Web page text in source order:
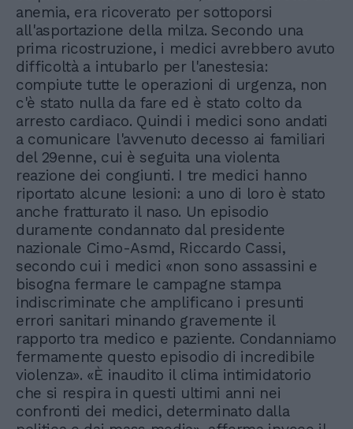
anemia, era ricoverato per sottoporsi
all'asportazione della milza. Secondo una
prima ricostruzione, i medici avrebbero avuto
difficoltà a intubarlo per l'anestesia:
compiute tutte le operazioni di urgenza, non
c'è stato nulla da fare ed è stato colto da
arresto cardiaco. Quindi i medici sono andati
a comunicare l'avvenuto decesso ai familiari
del 29enne, cui è seguita una violenta
reazione dei congiunti. I tre medici hanno
riportato alcune lesioni: a uno di loro è stato
anche fratturato il naso. Un episodio
duramente condannato dal presidente
nazionale Cimo-Asmd, Riccardo Cassi,
secondo cui i medici «non sono assassini e
bisogna fermare le campagne stampa
indiscriminate che amplificano i presunti
errori sanitari minando gravemente il
rapporto tra medico e paziente. Condanniamo
fermamente questo episodio di incredibile
violenza». «È inaudito il clima intimidatorio
che si respira in questi ultimi anni nei
confronti dei medici, determinato dalla